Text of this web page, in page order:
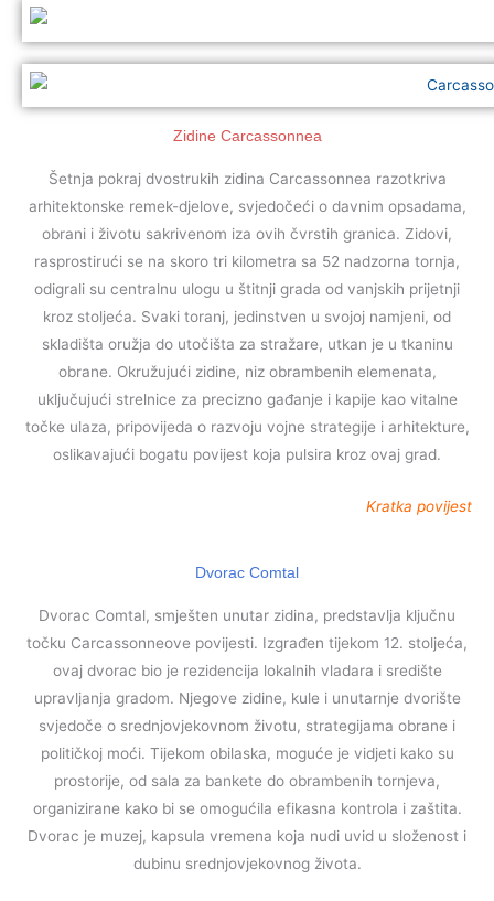
Zidine Carcassonnea
Šetnja pokraj dvostrukih zidina Carcassonnea razotkriva
arhitektonske remek-djelove, svjedočeći o davnim opsadama,
obrani i životu sakrivenom iza ovih čvrstih granica. Zidovi,
rasprostirući se na skoro tri kilometra sa 52 nadzorna tornja,
odigrali su centralnu ulogu u štitnji grada od vanjskih prijetnji
kroz stoljeća. Svaki toranj, jedinstven u svojoj namjeni, od
skladišta oružja do utočišta za stražare, utkan je u tkaninu
obrane. Okružujući zidine, niz obrambenih elemenata,
uključujući strelnice za precizno gađanje i kapije kao vitalne
točke ulaza, pripovijeda o razvoju vojne strategije i arhitekture,
oslikavajući bogatu povijest koja pulsira kroz ovaj grad.
Kratka povijest
Dvorac Comtal
Dvorac Comtal, smješten unutar zidina, predstavlja ključnu
točku Carcassonneove povijesti. Izgrađen tijekom 12. stoljeća,
ovaj dvorac bio je rezidencija lokalnih vladara i središte
upravljanja gradom. Njegove zidine, kule i unutarnje dvorište
svjedoče o srednjovjekovnom životu, strategijama obrane i
političkoj moći. Tijekom obilaska, moguće je vidjeti kako su
prostorije, od sala za bankete do obrambenih tornjeva,
organizirane kako bi se omogućila efikasna kontrola i zaštita.
Dvorac je muzej, kapsula vremena koja nudi uvid u složenost i
dubinu srednjovjekovnog života.